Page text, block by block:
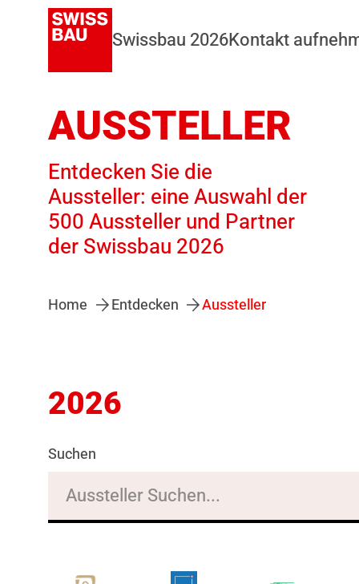
Swissbau 2026Kontakt
AUSSTELLER
Entdecken Sie die
Aussteller: eine Auswahl der
500 Aussteller und Partner
der Swissbau 2026
Home Entdecken Aussteller
2026
Suchen